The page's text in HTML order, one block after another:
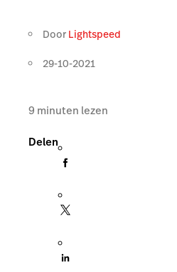
Door Lightspeed
29-10-2021
9 minuten lezen
Delen